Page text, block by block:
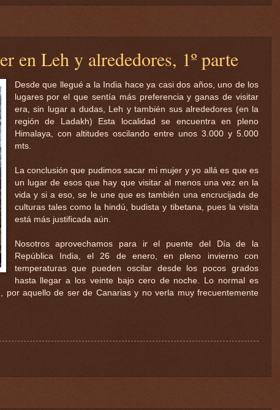
en Leh y alrededores, 1º parte
Desde que llegué a la India hace ya casi dos años, uno de los
lugares por el que sentía más preferencia y ganas de visitar
era, sin lugar a dudas, Leh y también sus alrededores (en la
región de Ladakh) Esta localidad se encuentra en pleno
Himalaya, con altitudes oscilando entre unos 3.000 y 5.000
mts.
La conclusión que pudimos sacar mi mujer y yo allá es que es
un lugar de esos que hay que visitar al menos una vez en la
vida y si a eso, se le une que es también una encrucijada de
culturas tales como la hindú, budista y tibetana, pues la visita
está más justificada aún.
Nosotros aprovechamos para ir el puente del Día de la
República India, el 26 de enero, en pleno invierno con
temperaturas que pueden oscilar desde los pocos grados
hasta llegar a los veinte bajo cero de noche. Lo normal es
aquello de ser de Canarias y no verla muy frecuentemente